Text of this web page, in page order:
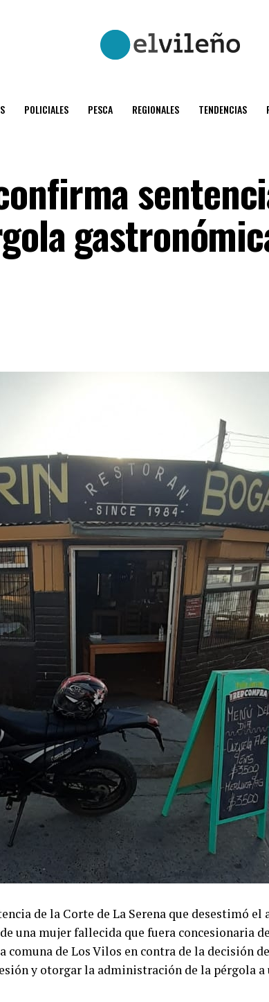
POLICIALES PESCA REGIONALES TENDENCIAS
de la Corte de La Serena que desestimó el
una mujer fallecida que fuera concesionaria
comuna de Los Vilos en contra de la decisión
y otorgar la administración de la pérgola a